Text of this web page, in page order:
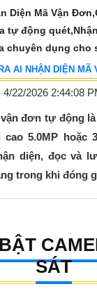
AI NHẬN DIỆN MÃ
4/22/2026 2:44:08
đơn tự động
cao 5.0MP hoặc
diện, đọc và
trong khi đóng
SÁT